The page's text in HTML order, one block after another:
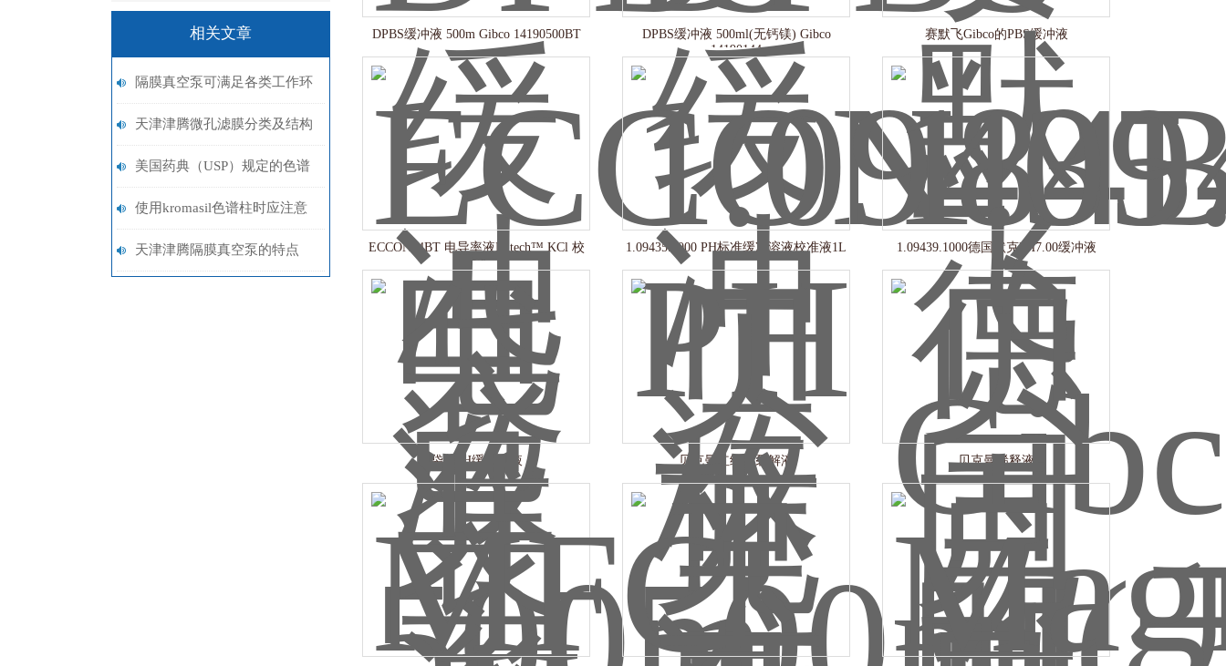
相关文章
隔膜真空泵可满足各类工作环
境的要求
天津津腾微孔滤膜分类及结构
美国药典（USP）规定的色谱
柱编号对应表
使用kromasil色谱柱时应注意
以下事项
天津津腾隔膜真空泵的特点
DPBS缓冲液 500m Gibco 14190500BT
DPBS缓冲液 500ml(无钙镁) Gibco
14190144
赛默飞Gibco的PBS缓冲液
ECCON84BT 电导率液Eutech™ KCl 校
准液
1.09435.1000 PH标准缓冲溶液校准液1L 1.09439.1000德国默克PH7.00缓冲液
袋装pH缓冲溶液 贝克曼红细胞裂解液 贝克曼稀释液